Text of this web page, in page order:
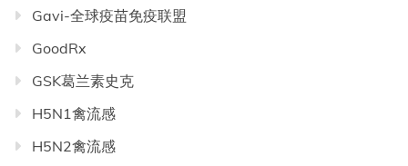
Gavi-全球疫苗免疫联盟
GoodRx
GSK葛兰素史克
H5N1禽流感
H5N2禽流感